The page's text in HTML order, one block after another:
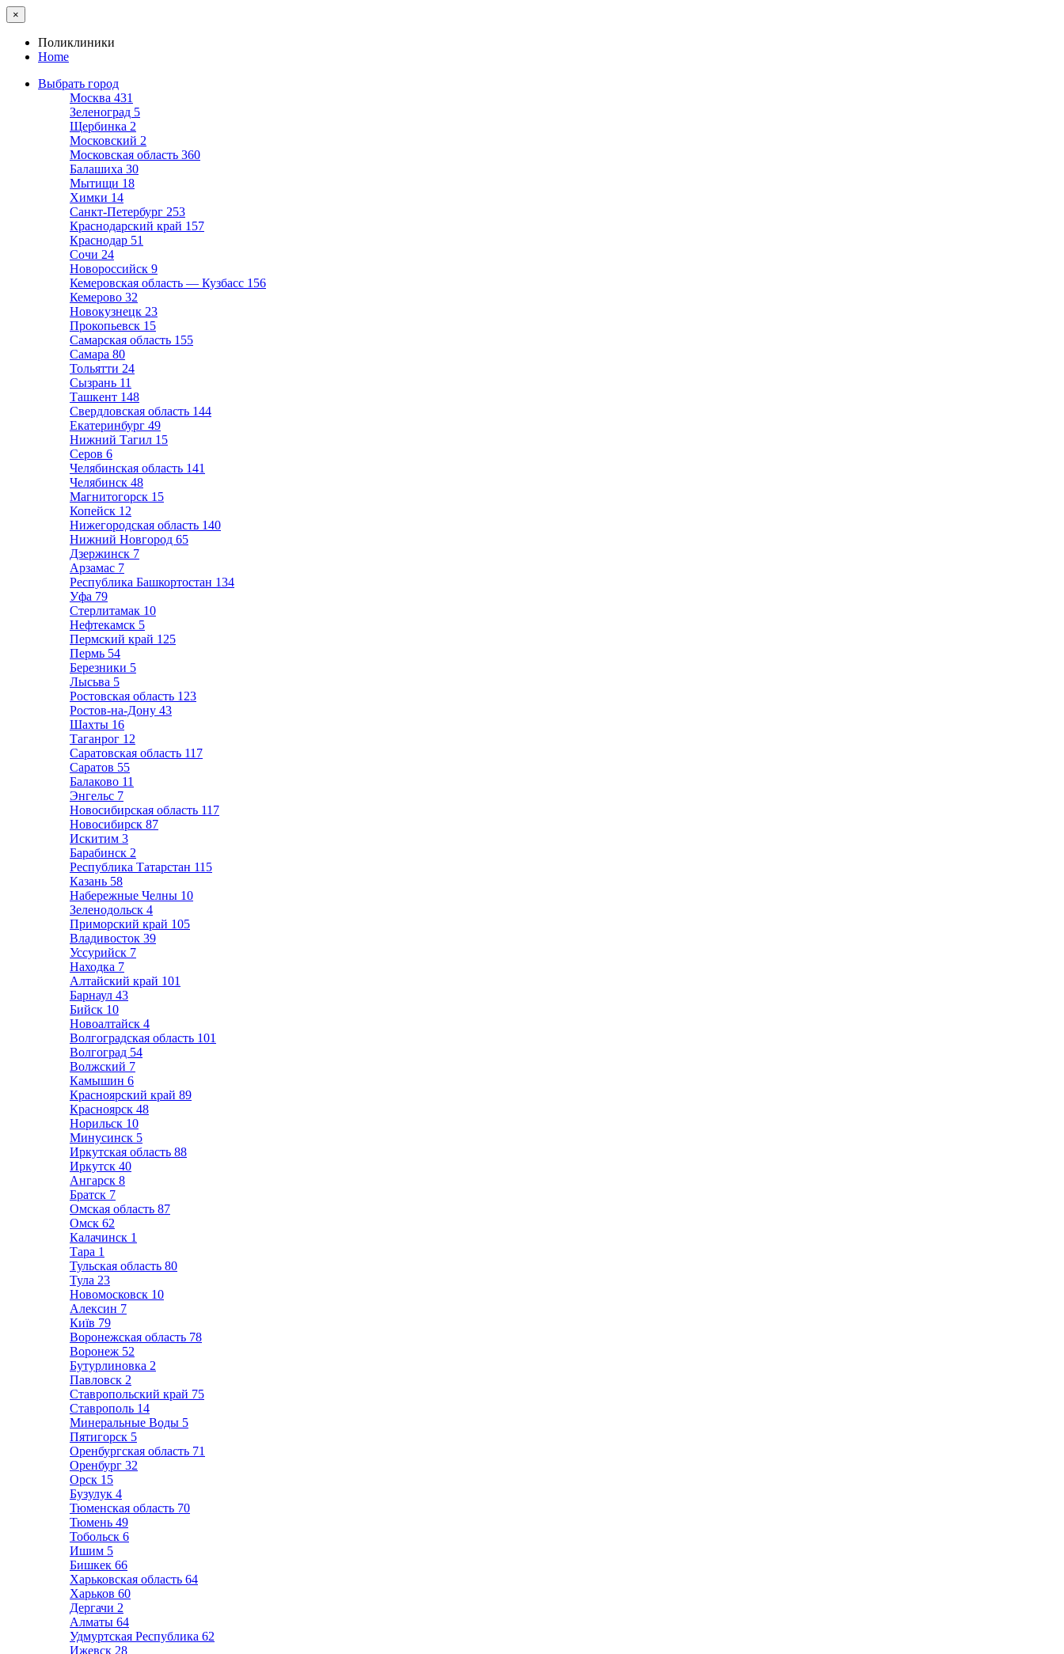
×
Поликлиники
Home
Выбрать город
Москва 431
Зеленоград 5
Щербинка 2
Московский 2
Московская область 360
Балашиха 30
Мытищи 18
Химки 14
Санкт-Петербург 253
Краснодарский край 157
Краснодар 51
Сочи 24
Новороссийск 9
Кемеровская область — Кузбасс 156
Кемерово 32
Новокузнецк 23
Прокопьевск 15
Самарская область 155
Самара 80
Тольятти 24
Сызрань 11
Ташкент 148
Свердловская область 144
Екатеринбург 49
Нижний Тагил 15
Серов 6
Челябинская область 141
Челябинск 48
Магнитогорск 15
Копейск 12
Нижегородская область 140
Нижний Новгород 65
Дзержинск 7
Арзамас 7
Республика Башкортостан 134
Уфа 79
Стерлитамак 10
Нефтекамск 5
Пермский край 125
Пермь 54
Березники 5
Лысьва 5
Ростовская область 123
Ростов-на-Дону 43
Шахты 16
Таганрог 12
Саратовская область 117
Саратов 55
Балаково 11
Энгельс 7
Новосибирская область 117
Новосибирск 87
Искитим 3
Барабинск 2
Республика Татарстан 115
Казань 58
Набережные Челны 10
Зеленодольск 4
Приморский край 105
Владивосток 39
Уссурийск 7
Находка 7
Алтайский край 101
Барнаул 43
Бийск 10
Новоалтайск 4
Волгоградская область 101
Волгоград 54
Волжский 7
Камышин 6
Красноярский край 89
Красноярск 48
Норильск 10
Минусинск 5
Иркутская область 88
Иркутск 40
Ангарск 8
Братск 7
Омская область 87
Омск 62
Калачинск 1
Тара 1
Тульская область 80
Тула 23
Новомосковск 10
Алексин 7
Київ 79
Воронежская область 78
Воронеж 52
Бутурлиновка 2
Павловск 2
Ставропольский край 75
Ставрополь 14
Минеральные Воды 5
Пятигорск 5
Оренбургская область 71
Оренбург 32
Орск 15
Бузулук 4
Тюменская область 70
Тюмень 49
Тобольск 6
Ишим 5
Бишкек 66
Харьковская область 64
Харьков 60
Дергачи 2
Алматы 64
Удмуртская Республика 62
Ижевск 28